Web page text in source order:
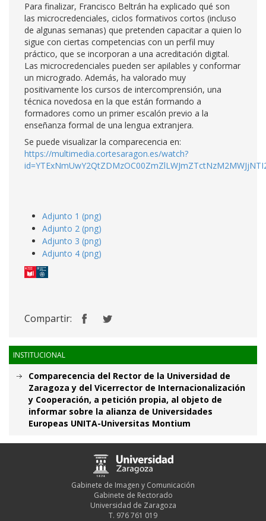
Para finalizar, Francisco Beltrán ha explicado qué son
las microcredenciales, ciclos formativos cortos (incluso
de algunas semanas) que pretenden capacitar a quien lo
sigue con ciertas competencias con un perfil muy
práctico, que se incorporan a una acreditación digital.
Las microcredenciales pueden ser apilables y conformar
un microgrado. Además, ha valorado muy
positivamente los cursos de intercomprensión, una
técnica novedosa en la que están formando a
formadores como un primer escalón previo a la
enseñanza formal de una lengua extranjera.
Se puede visualizar la comparecencia en:
https://multimedia.cortesaragon.es/watch?
Adjunto 1 (png)
Adjunto 2 (png)
Adjunto 3 (png)
Adjunto 4 (png)
Compartir:
INSTITUCIONAL
Comparecencia del Rector de la Universidad de
Zaragoza y del Vicerrector de Internacionalización
y Cooperación, a petición propia, al objeto de
informar sobre la alianza de Universidades
Europeas UNITA-Universitas Montium
Gabinete de Imagen y Comunicación
Gabinete de Rectorado
Universidad de Zaragoza
T. 976 761 019